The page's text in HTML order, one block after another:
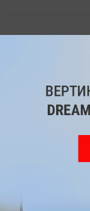
оставить